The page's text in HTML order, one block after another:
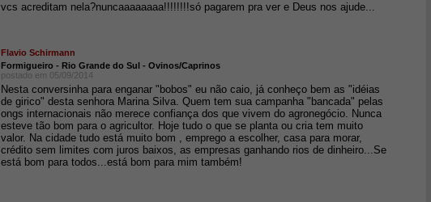
vcs acreditam nela?nuncaaaaaaaa!!!!!!!!só pagarem pra ver e Deus nos ajude...
Flavio Schirmann
Formigueiro - Rio Grande do Sul - Ovinos/Caprinos
postado em 05/09/2014
Nesta conversinha para enganar "bobos" eu não caio, já conheço bem as "idéias
de girico" desta senhora Marina Silva. Quem tem sua campanha "bancada" pelas
ongs internacionais não merece confiança dos que vivem do agronegócio. Nunca
esteve tão bom para o agricultor. Hoje tudo o que se planta ou cria tem muito
valor. Na cidade tudo está muito bom , emprego a escolher, casa para morar,
crédito sem limites com juros baixos, as empresas ganhando rios de dinheiro...Se
está bom para todos...está bom para mim também!